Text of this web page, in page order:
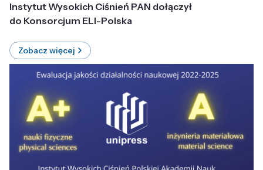
Instytut Wysokich Ciśnień PAN dołączył
do Konsorcjum ELI-Polska
Zobacz więcej